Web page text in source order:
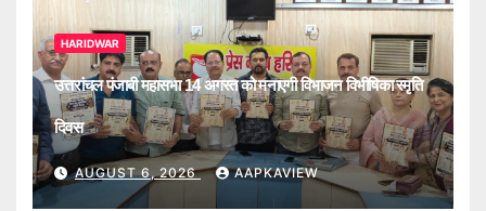
HARIDWAR
उत्तरांचल पंजाबी महासभा 14 अगस्त को मनाएगी विभाजन विभीषिका स्मृति
दिवस
AUGUST 6, 2026 AAPKAVIEW